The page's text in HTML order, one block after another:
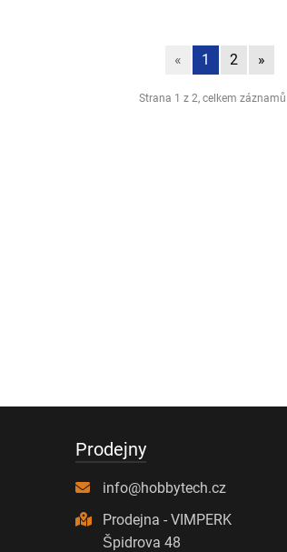
« 1 2 »
Strana 1 z 2, celkem
Prodejny
info@hobbytech.cz
Prodejna - VIMPERK
Špidrova 48